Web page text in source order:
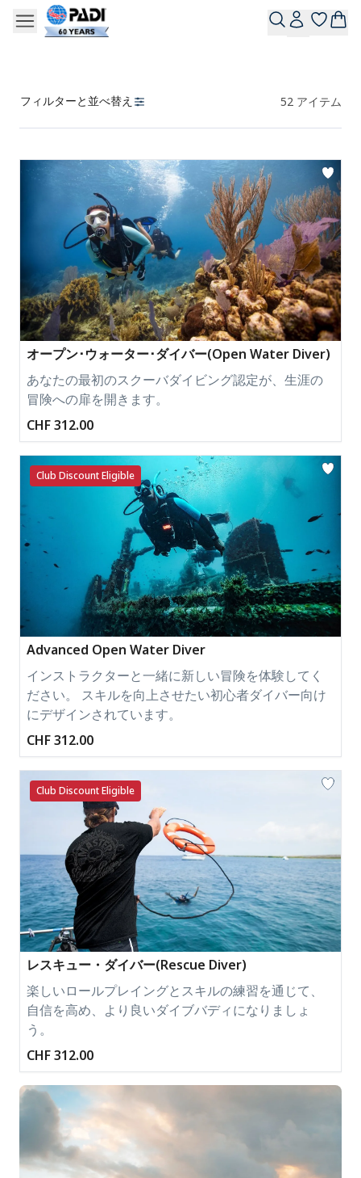
フィルターと並べ替え 52 アイテム
製品
オープン･ウォーター･ダイバー(Open Water Diver)
あなたの最初のスクーバダイビング認定が、生涯の
冒険への扉を開きます。
CHF 312.00
Club Discount Eligible
Advanced Open Water Diver
インストラクターと一緒に新しい冒険を体験してく
ださい。 スキルを向上させたい初心者ダイバー向け
にデザインされています。
CHF 312.00
Club Discount Eligible
レスキュー・ダイバー(Rescue Diver)
楽しいロールプレイングとスキルの練習を通じて、
自信を高め、より良いダイブバディになりましょ
う。
CHF 312.00